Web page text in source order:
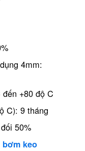
4mm:
+80 độ C
C): 9 tháng
50%
keo